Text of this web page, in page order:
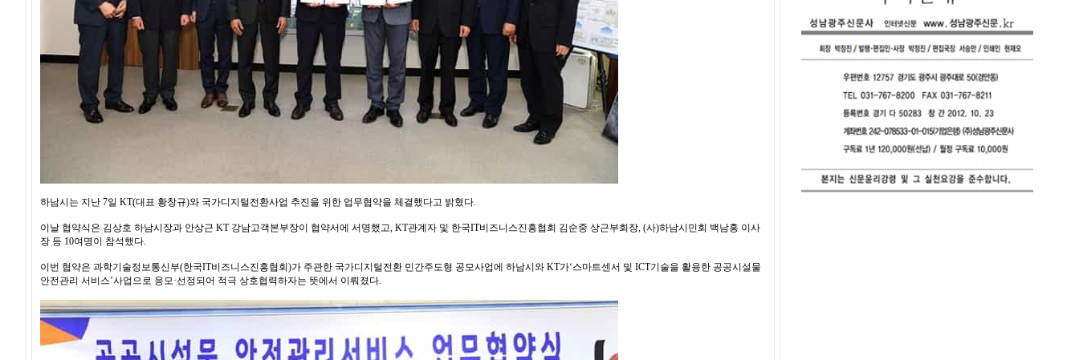
하남시는 지난 7일 KT(대표 황창규)와 국가디지털전환사업 추진을 위한 업무협약을 체결했다고 밝혔다.
이날 협약식은 김상호 하남시장과 안상근 KT 강남고객본부장이 협약서에 서명했고, KT관계자 및 한국IT비즈니스진흥협회 김순중 상근부회장, (사)하남시민회 백남홍 이사
장 등 10여명이 참석했다.
이번 협약은 과학기술정보통신부(한국IT비즈니스진흥협회)가 주관한 국가디지털전환 민간주도형 공모사업에 하남시와 KT가‘스마트센서 및 ICT기술을 활용한 공공시설물
안전관리 서비스’사업으로 응모·선정되어 적극 상호협력하자는 뜻에서 이뤄졌다.